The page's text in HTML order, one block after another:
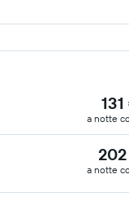
a notte
a notte